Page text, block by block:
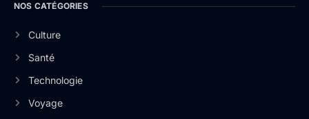
NOS CATÉGORIES
Culture
Santé
Technologie
Voyage